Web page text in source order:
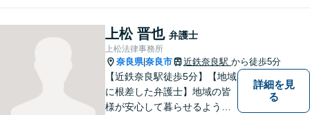
報をご提供します！少しでも
疑問をお持ちの方は、まずご
相談を！
上松 晋也 弁護士
上松法律事務所
奈良県|奈良市 近鉄奈良駅 から徒歩5分
【近鉄奈良駅徒歩5分】【地域
に根差した弁護士】地域の皆
様が安心して暮らせるように
詳細を見
る